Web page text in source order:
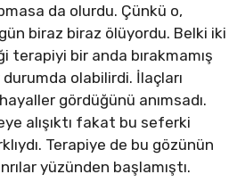
da olurdu. Çünkü o,
biraz biraz ölüyordu. Belki iki
terapiyi bir anda bırakmamış
olabilirdi. İlaçları
gördüğünü anımsadı.
alışıktı fakat bu seferki
Terapiye de bu gözünün
yüzünden başlamıştı.